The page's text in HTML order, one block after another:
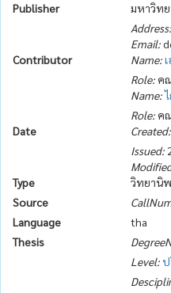
Publisher
มหาวิท
Address:
Email:
Contributor
Name:
Role: ค
Name:
Role: ค
Date
Created:
Issued:
Type
วิทยานิ
Source
Language
tha
Thesis
Level: